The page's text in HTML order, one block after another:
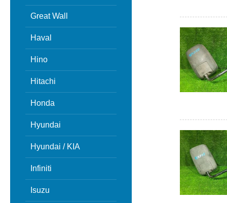
Great Wall
Haval
Hino
Hitachi
Honda
Hyundai
Hyundai / KIA
Infiniti
Isuzu